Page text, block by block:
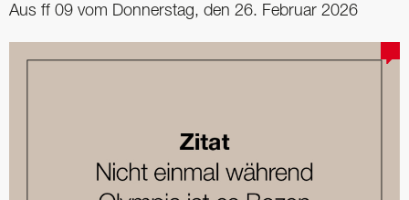
Aus ff 09 vom Donnerstag, den 26. Februar 2026